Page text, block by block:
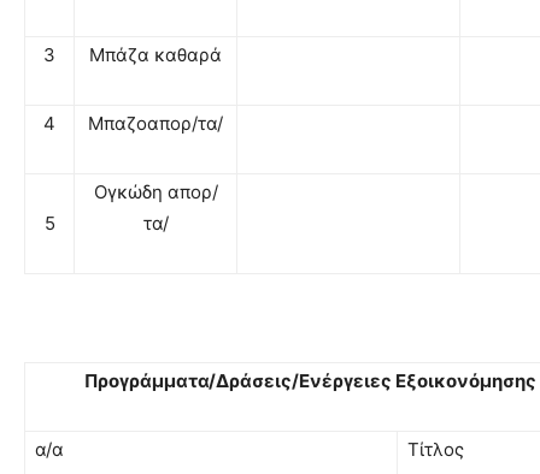
3 Μπάζα καθαρά
4 Μπαζοαπορ/τα/
5
Ογκώδη απορ/
τα/
Προγράμματα/Δράσεις/Ενέργειες
α/α Τίτλος